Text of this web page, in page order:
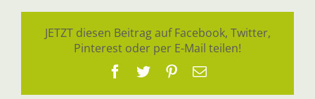
JETZT diesen Beitrag auf Facebook, Twitter,
Pinterest oder per E-Mail teilen!
Facebook
TwitterPinterest
E-